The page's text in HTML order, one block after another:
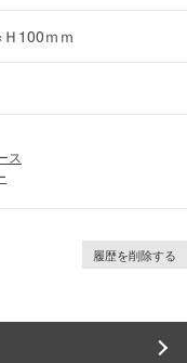
100ｍｍ
ス
履歴を削除する